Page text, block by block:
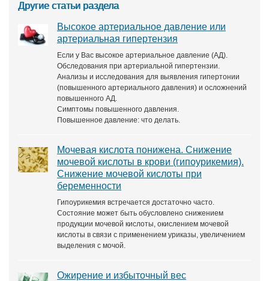
Другие статьи раздела
Высокое артериальное давление или
артериальная гипертензия
Если у Вас высокое артериальное давление (АД).
Обследования при артериальной гипертензии.
Анализы и исследования для выявления гипертонии
(повышенного артериального давления) и осложнений
повышенного АД.
Симптомы повышенного давления.
Повышенное давление: что делать.
Мочевая кислота понижена. Снижение
мочевой кислоты в крови (гипоурикемия).
Снижение мочевой кислоты при
беременности
Гипоурикемия встречается достаточно часто.
Состояние может быть обусловлено снижением
продукции мочевой кислоты, окислением мочевой
кислоты в связи с применением уриказы, увеличением
выделения с мочой.
Ожирение и избыточный вес